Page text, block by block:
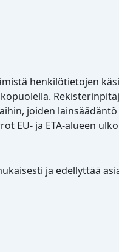
henkilötietojen
joiden
EU- ja ETA-alueen
ja edellyttää